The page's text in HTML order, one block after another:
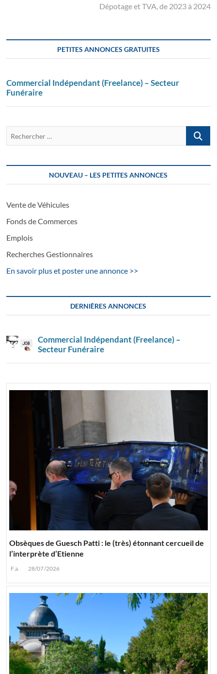
post:
Dépotage et TVA, de 2023 à 2024
PETITES ANNONCES GRATUITES
Commercial Indépendant (Freelance) – Secteur
Funéraire
…
NOUVEAU – LES PETITES ANNONCES
Vente de Véhicules
Fonds de Commerces
Emplois
Recherches Gestionnaires
En savoir plus et poster une annonce >>
DERNIÈRES ANNONCES
Commercial Indépendant (Freelance) –
Secteur Funéraire
Obsèques de Guesch Patti : le (très) étonnant cercueil de
l’interprète d’Etienne
F.a. 28/07/2026